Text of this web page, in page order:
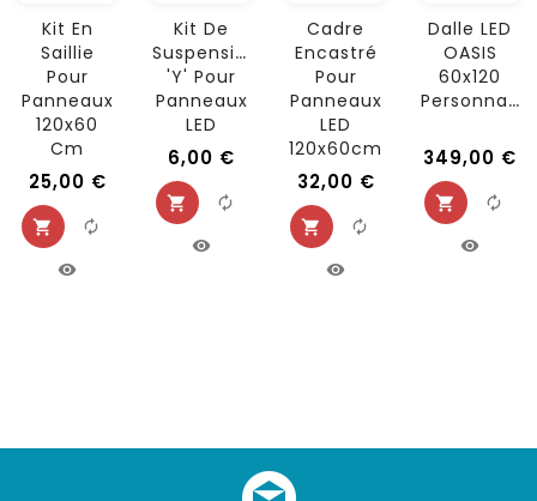
Kit En
Saillie
Pour
Panneaux
120x60
Cm
25,00 €
Kit De
Suspension
'Y' Pour
Panneaux
LED
6,00 €
Cadre
Encastré
Pour
Panneaux
LED
120x60cm
32,00 €
Dalle LED
OASIS
60x120
Personnalisable
349,00 €